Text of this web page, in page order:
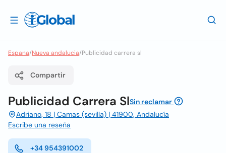
Espana/Nueva andalucia/Publicidad carrera sl
Compartir
Publicidad Carrera SlSin reclamar
Adriano, 18 | Camas (sevilla) | 41900, Andalucía
Escribe una reseña
+34 954391002